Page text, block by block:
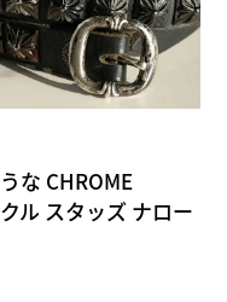
な CHROME
ル スタッズ ナロー